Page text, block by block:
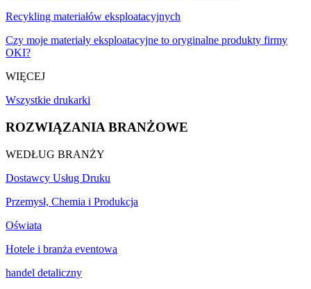
Recykling materiałów eksploatacyjnych
Czy moje materiały eksploatacyjne to oryginalne produkty firmy
OKI?
WIĘCEJ
Wszystkie drukarki
ROZWIĄZANIA BRANŻOWE
WEDŁUG BRANŻY
Dostawcy Usług Druku
Przemysł, Chemia i Produkcja
Oświata
Hotele i branża eventowa
handel detaliczny